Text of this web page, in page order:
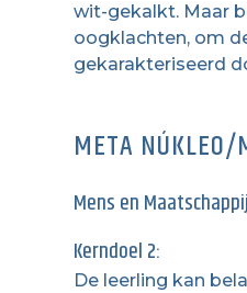
wit-gekalkt. Maar
oogklachten, om
gekarakteriseerd
META NÚKLEO/
Mens en Maatschappij
Kerndoel 2:
De leerling kan